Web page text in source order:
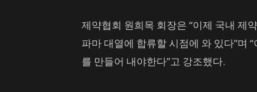
제약협회 원희목 회장은 “이제 국내 제
파마 대열에 합류할 시점에 와 있다”며
를 만들어 내야한다”고 강조했다.